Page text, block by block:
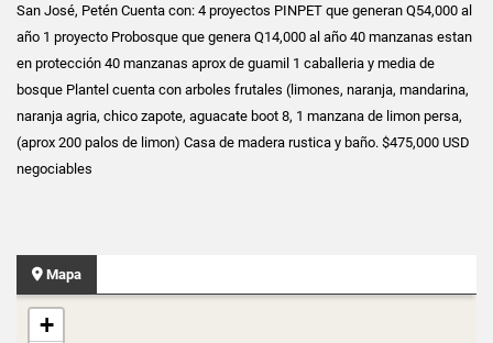
San José, Petén Cuenta con: 4 proyectos PINPET que generan Q54,000 al
año 1 proyecto Probosque que genera Q14,000 al año 40 manzanas estan
en protección 40 manzanas aprox de guamil 1 caballeria y media de
bosque Plantel cuenta con arboles frutales (limones, naranja, mandarina,
naranja agria, chico zapote, aguacate boot 8, 1 manzana de limon persa,
(aprox 200 palos de limon) Casa de madera rustica y baño. $475,000 USD
negociables
Mapa
+